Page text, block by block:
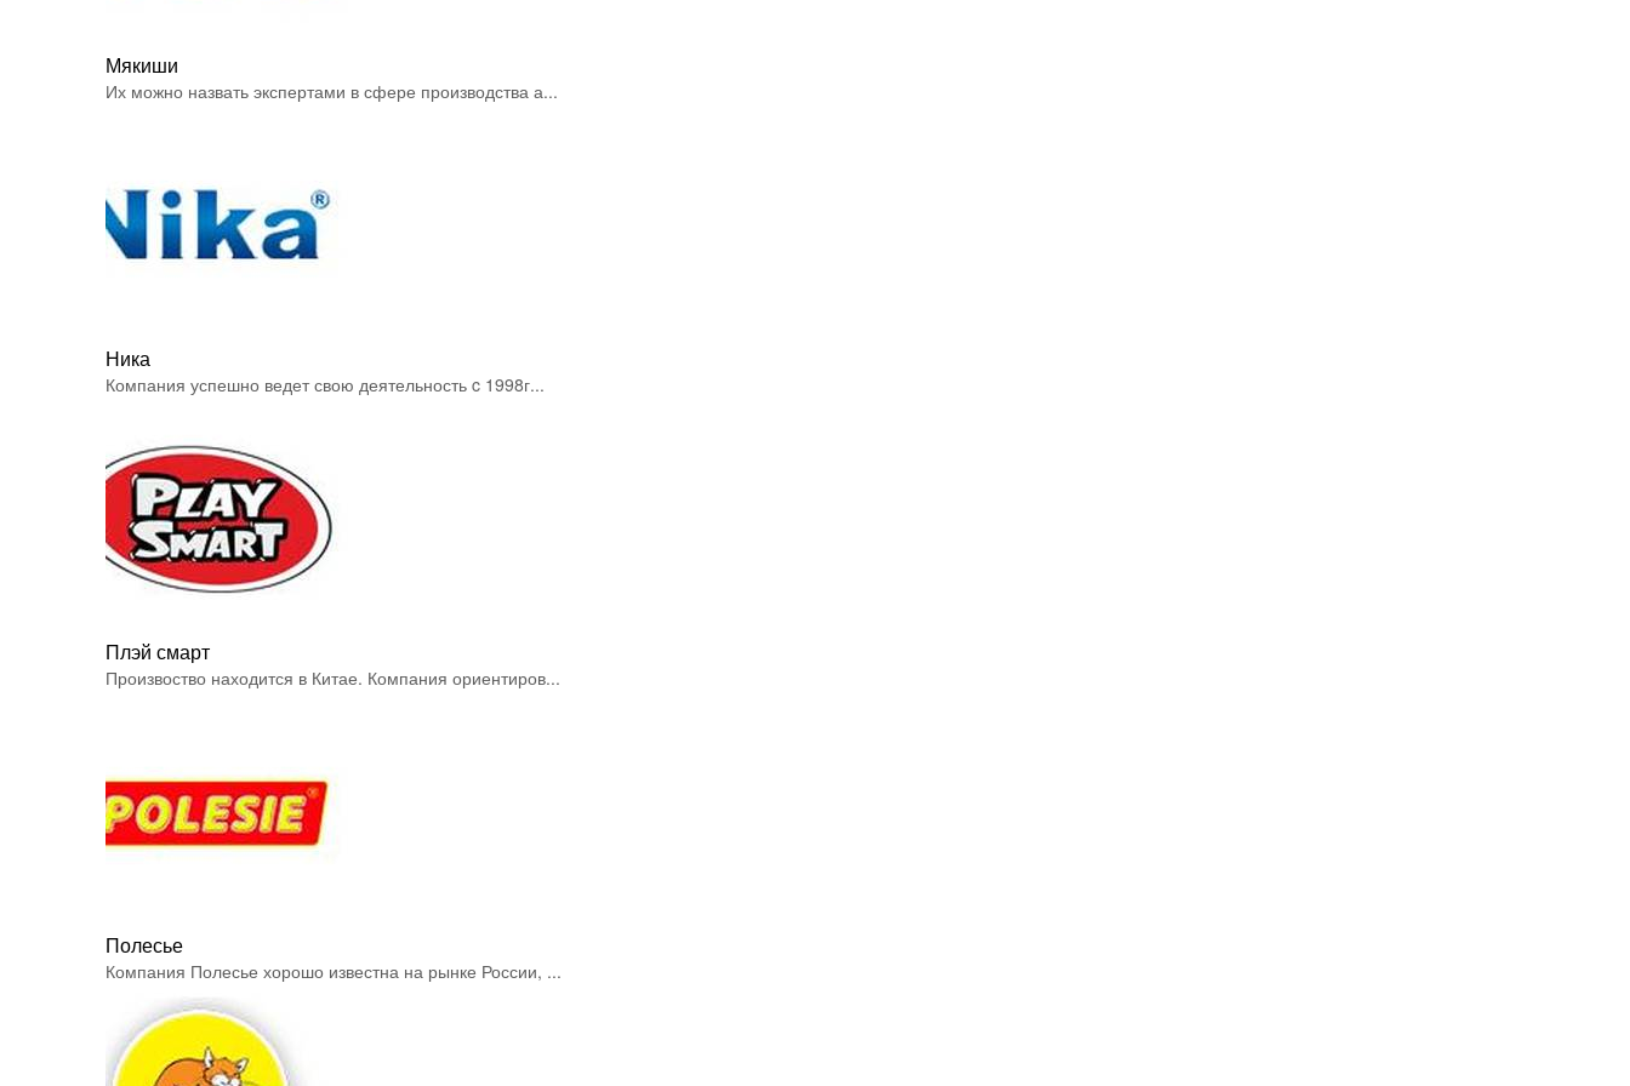
Мякиши
Их можно назвать экспертами в сфере производства а...
Ника
Компания успешно ведет свою деятельность c 1998г...
Плэй смарт
Произвоство находится в Китае. Компания ориентиров...
Полесье
Компания Полесье хорошо известна на рынке России, ...